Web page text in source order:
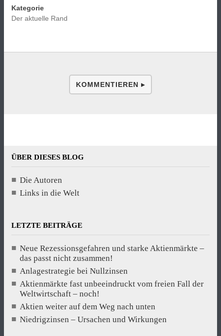
Kategorie
Der aktuelle Rand
KOMMENTIEREN ▸
ÜBER DIESES BLOG
Die Autoren
Links in die Welt
LETZTE BEITRÄGE
Neue Rezessionsgefahren und starke Aktienmärkte –
das passt nicht zusammen!
Anlagestrategie bei Nullzinsen
Aktienmärkte fast unbeeindruckt vom freien Fall der
Weltwirtschaft – noch!
Aktien weiter auf dem Weg nach unten
Niedrigzinsen – Ursachen und Wirkungen